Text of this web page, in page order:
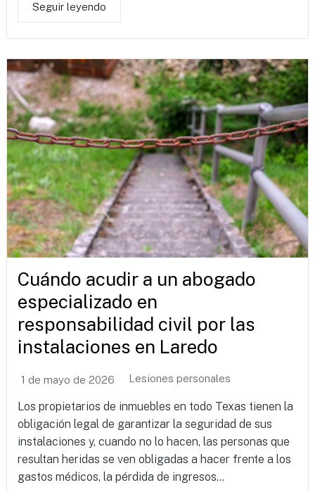
Seguir leyendo
Cuándo acudir a un abogado
especializado en
responsabilidad civil por las
instalaciones en Laredo
1 de mayo de 2026 Lesiones personales
Los propietarios de inmuebles en todo Texas tienen la
obligación legal de garantizar la seguridad de sus
instalaciones y, cuando no lo hacen, las personas que
resultan heridas se ven obligadas a hacer frente a los
gastos médicos, la pérdida de ingresos...